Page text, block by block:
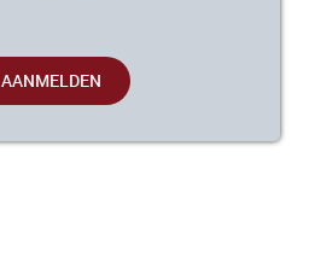
AANMELDEN